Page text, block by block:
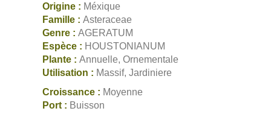
Origine : Méxique
Famille : Asteraceae
Genre : AGERATUM
Espèce : HOUSTONIANUM
Plante : Annuelle, Ornementale
Utilisation : Massif, Jardiniere
Croissance : Moyenne
Port : Buisson